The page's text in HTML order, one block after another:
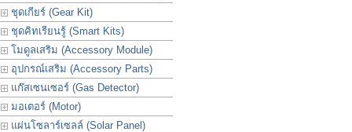
ชุดเกียร์ (Gear Kit)
ชุดคิทเรียนรู้ (Smart Kits)
โมดูลเสริม (Accessory Module)
อุปกรณ์เสริม (Accessory Parts)
แก๊สเซนเซอร์ (Gas Detector)
มอเตอร์ (Motor)
แผ่นโซลาร์เซลล์ (Solar Panel)